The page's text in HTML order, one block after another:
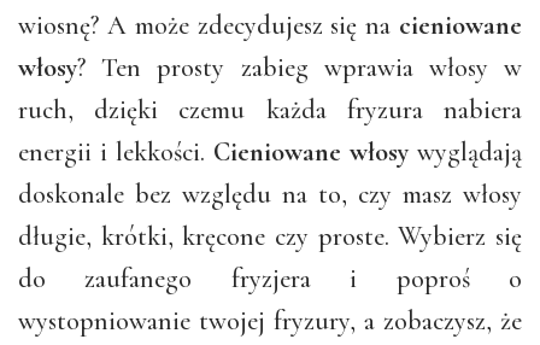
wiosnę? A może zdecydujesz się na cieniowane
włosy? Ten prosty zabieg wprawia włosy w
ruch, dzięki czemu każda fryzura nabiera
energii i lekkości. Cieniowane włosy wyglądają
doskonale bez względu na to, czy masz włosy
długie, krótki, kręcone czy proste. Wybierz się
do zaufanego fryzjera i poproś o
wystopniowanie twojej fryzury, a zobaczysz, że